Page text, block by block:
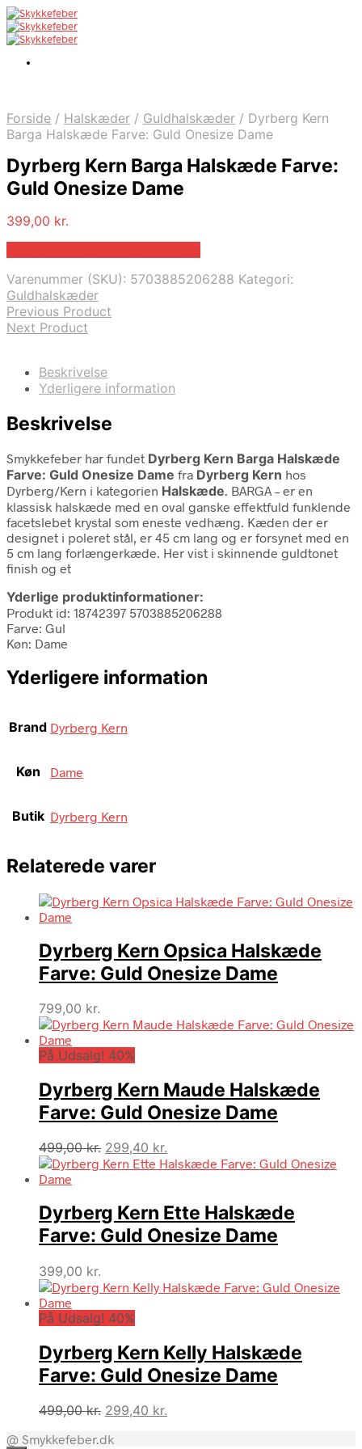
Forside / Halskæder / Guldhalskæder / Dyrberg Kern
Barga Halskæde Farve: Guld Onesize Dame
Dyrberg Kern Barga Halskæde Farve:
Guld Onesize Dame
399,00 kr.
Varenummer (SKU): 5703885206288 Kategori:
Guldhalskæder
Previous Product
Next Product
Beskrivelse
Yderligere information
Beskrivelse
Smykkefeber har fundet Dyrberg Kern Barga Halskæde
Farve: Guld Onesize Dame fra Dyrberg Kern hos
Dyrberg/Kern i kategorien Halskæde. BARGA – er en
klassisk halskæde med en oval ganske effektfuld funklende
facetslebet krystal som eneste vedhæng. Kæden der er
designet i poleret stål, er 45 cm lang og er forsynet med en
5 cm lang forlængerkæde. Her vist i skinnende guldtonet
finish og et
Yderlige produktinformationer:
Produkt id: 18742397 5703885206288
Farve: Gul
Køn: Dame
Yderligere information
Brand Dyrberg Kern
Køn Dame
Butik Dyrberg Kern
Relaterede varer
Dyrberg Kern Opsica Halskæde
Farve: Guld Onesize Dame
799,00 kr.
På Udsalg! 40%
Dyrberg Kern Maude Halskæde
Farve: Guld Onesize Dame
499,00kr. Den
oprindelige
499,00 kr..
299,40 kr.
aktuelle
299,40 kr..
Dyrberg Kern Ette Halskæde
Farve: Guld Onesize Dame
399,00 kr.
På Udsalg! 40%
Dyrberg Kern Kelly Halskæde
Farve: Guld Onesize Dame
499,00kr. Den
pris
299,40 kr.
@ Smykkefeber.dk